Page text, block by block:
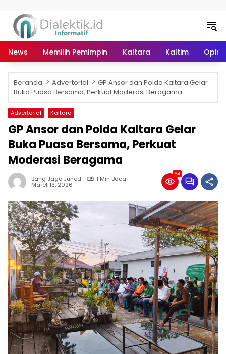
News Memilih Pemimpin Kaltara Kaltim Opini
Beranda Advertorial
GP Ansor dan Polda Kaltara Gelar
Buka Puasa Bersama, Perkuat Moderasi Beragama
Advertorial Kaltara
GP Ansor dan Polda Kaltara Gelar
Buka Puasa Bersama, Perkuat
Moderasi Beragama
Bang Jago Juned 1 Min Baca
Maret 13, 2026
64